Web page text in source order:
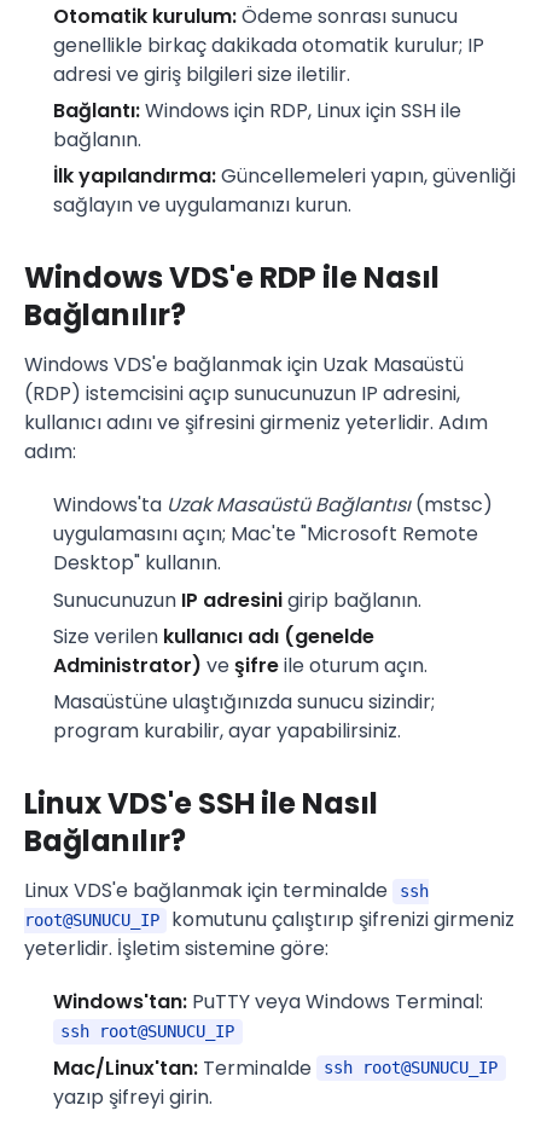
Otomatik kurulum:Ödeme sonrası sunucu
genellikle birkaç dakikada otomatik kurulur; IP
adresi ve giriş bilgileri size iletilir.
Bağlantı:Windows için RDP, Linux için SSH ile
bağlanın.
İlk yapılandırma:Güncellemeleri yapın, güvenliği
sağlayın ve uygulamanızı kurun.
Windows VDS'e RDP ile Nasıl
Bağlanılır?
Windows VDS'e bağlanmak için Uzak Masaüstü
(RDP) istemcisini açıp sunucunuzun IP adresini,
kullanıcı adını ve şifresini girmeniz yeterlidir. Adım
adım:
Windows'ta Uzak Masaüstü Bağlantısı(mstsc)
uygulamasını açın; Mac'te "Microsoft Remote
Desktop" kullanın.
Sunucunuzun IP adresinigirip bağlanın.
Size verilen kullanıcı adı (genelde
Administrator) veşifreile oturum açın.
Masaüstüne ulaştığınızda sunucu sizindir;
program kurabilir, ayar yapabilirsiniz.
Linux VDS'e SSH ile Nasıl
Bağlanılır?
Linux VDS'e bağlanmak için terminalde
ssh
root@SUNUCU_IP
komutunu çalıştırıp şifrenizi girmeniz
yeterlidir. İşletim sistemine göre:
Windows'tan: PuTTY veya Windows Terminal:
ssh root@SUNUCU_IP
Mac/Linux'tan: Terminalde ssh root@SUNUCU_IP
yazıp şifreyi girin.